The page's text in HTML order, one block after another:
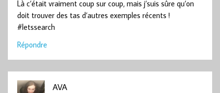
Là c’était vraiment coup sur coup, mais j’suis sûre qu’on
doit trouver des tas d’autres exemples récents !
#letssearch
Répondre
AVA